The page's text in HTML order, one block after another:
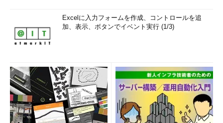
Excelに入力フォームを作成、コントロールを追
加、表示、ボタンでイベント実行 (1/3)